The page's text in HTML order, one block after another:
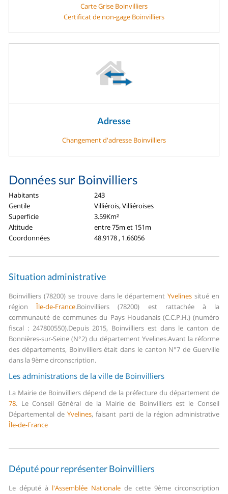
Carte Grise Boinvilliers
Certificat de non-gage Boinvilliers
Adresse
Changement d'adresse Boinvilliers
Données sur Boinvilliers
Habitants
243
Gentile
Villiérois, Villiéroises
Superficie
3.59Km²
Altitude
entre 75m et 151m
Coordonnées
48.9178 , 1.66056
Situation administrative
Boinvilliers (78200) se trouve dans le départementYvelines situé en
régionÎle-de-France.Boinvilliers (78200) est rattachée à la
communauté de communes du Pays Houdanais (C.C.P.H.) (numéro
fiscal : 247800550).Depuis 2015, Boinvilliers est dans le canton de
Bonnières-sur-Seine (N°2) du département Yvelines.Avant la réforme
des départements, Boinvilliers était dans le canton N°7 de Guerville
dans la 9ème circonscription.
Les administrations de la ville de Boinvilliers
La Mairie de Boinvilliers dépend de la préfecture du département de
78. Le Conseil Général de la Mairie de Boinvilliers est le Conseil
Départemental deYvelines, faisant parti de la région administrative
Île-de-France
Député pour représenter Boinvilliers
Le député à l'Assemblée Nationale de cette 9ème circonscription